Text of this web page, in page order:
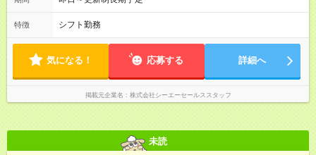
特徴 シフト勤務
気になる！ 応募する 詳細へ
掲載元企業名 株式会社シーエーセールススタッフ
未読